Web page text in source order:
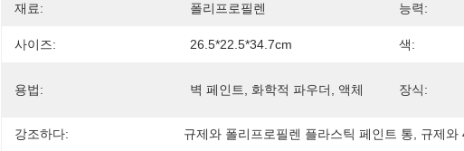
재료: 폴리프로필렌 능력:
사이즈: 26.5*22.5*34.7cm 색:
용법: 벽 페인트, 화학적 파우더, 액체 장식:
강조하다: 규제와 폴리프로필렌 플라스틱 페인트 통 규제와